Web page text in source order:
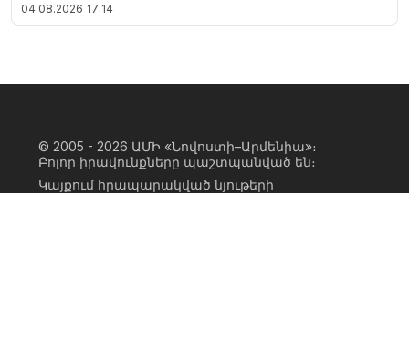
04.08.2026 17:14
© 2005 - 2026 ԱՄԻ «Նովոստի–Արմենիա»։
Բոլոր իրավունքները պաշտպանված են։
Կայքում հրապարակված նյութերի